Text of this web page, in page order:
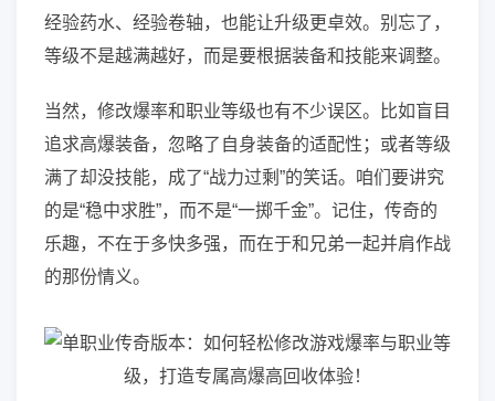
经验药水、经验卷轴，也能让升级更卓效。别忘了，
等级不是越满越好，而是要根据装备和技能来调整。
当然，修改爆率和职业等级也有不少误区。比如盲目
追求高爆装备，忽略了自身装备的适配性；或者等级
满了却没技能，成了“战力过剩”的笑话。咱们要讲究
的是“稳中求胜”，而不是“一掷千金”。记住，传奇的
乐趣，不在于多快多强，而在于和兄弟一起并肩作战
的那份情义。